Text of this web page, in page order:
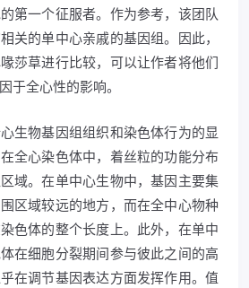
第一个征服者。作为参考，该团队
关的单中心亲戚的基因组。因此，
莎草进行比较，可以让作者将他们
于全心性的影响。
生物基因组组织和染色体行为的显
全心染色体中，着丝粒的功能分布
域。在单中心生物中，基因主要集
区域较远的地方，而在全中心物种
色体的整个长度上。此外，在单中
在细胞分裂期间参与彼此之间的高
在调节基因表达方面发挥作用。值